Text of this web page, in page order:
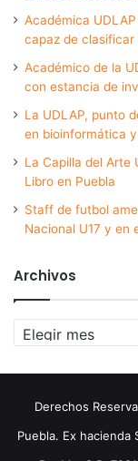
Académica
capaz de clasificar
Académico de la
con estancia de
La UDLAP, punto
en bioinformática
La Capilla del Arte
Libro en Puebla
Staff de futbol
Nacional U17 y en
Archivos
Archivos
Derechos
Puebla. Ex hacienda